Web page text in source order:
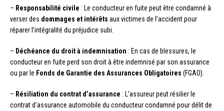
– Responsabilité civile : Le conducteur en fuite peut être condamné à
verser des dommages et intérêts aux victimes de l’accident pour
réparer l’intégralité du préjudice subi.
– Déchéance du droit à indemnisation : En cas de blessures, le
conducteur en fuite perd son droit à être indemnisé par son assurance
ou par le Fonds de Garantie des Assurances Obligatoires (FGAO).
– Résiliation du contrat d’assurance : L’assureur peut résilier le
contrat d’assurance automobile du conducteur condamné pour délit de